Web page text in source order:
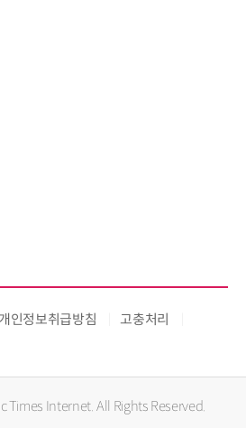
개인정보취급방침
고충처리
Times Internet. All Rights Reserved.